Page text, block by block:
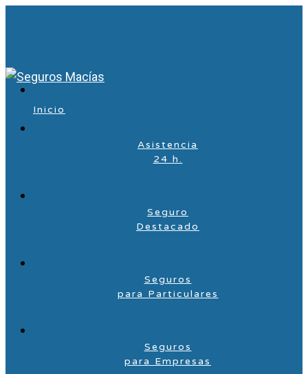
Inicio
Asistencia
24 h.
Seguro
Destacado
Seguros
para Particulares
Seguros
para Empresas